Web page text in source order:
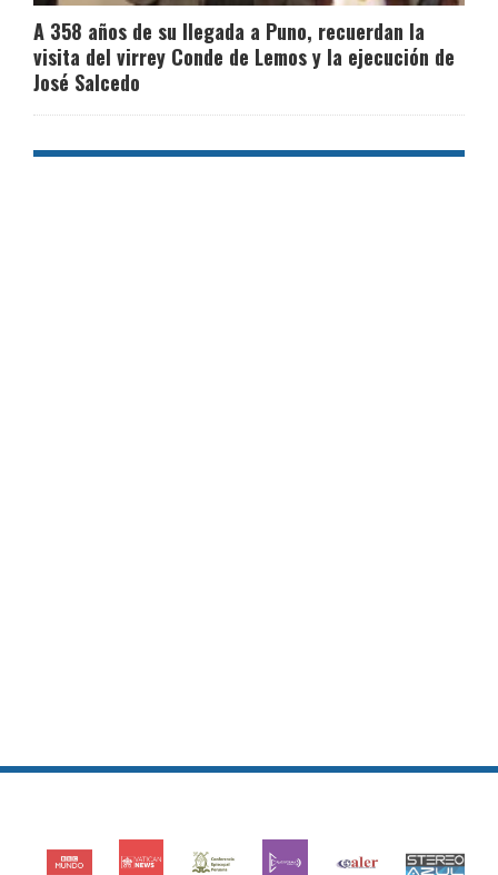
A 358 años de su llegada a Puno, recuerdan la
visita del virrey Conde de Lemos y la ejecución de
José Salcedo